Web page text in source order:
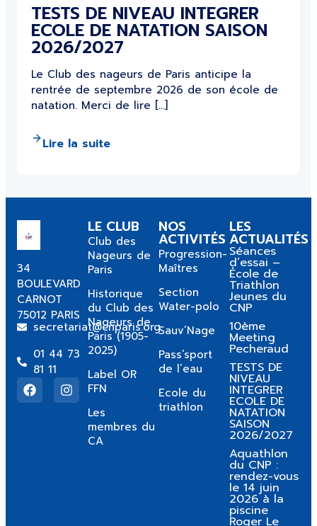
TESTS DE NIVEAU INTEGRER
ECOLE DE NATATION SAISON
2026/2027
Le Club des nageurs de Paris anticipe la
rentrée de septembre 2026 de son école de
natation. Merci de lire […]
Lire la suite
34
BOULEVARD
CARNOT
75012 PARIS
secretariat@cnparis.org
01 44 73
81 11
LE CLUB
Club des
Nageurs de
Paris
Historique
du Club des
Nageurs de
Paris (1905-
2025)
Label OR
FFN
Les
membres du
CA
NOS
ACTIVITÉS
Progression-
Maîtres
Section
Water-polo
Sauv’Nage
Pass’sport
de l’eau
Ecole du
triathlon
LES
ACTUALITÉS
Séances
d’essai –
École de
Triathlon
Jeunes du
CNP
10ème
Meeting
Pecheraud
TESTS DE
NIVEAU
INTEGRER
ECOLE DE
NATATION
SAISON
2026/2027
Aquathlon
du CNP :
rendez-vous
le 14 juin
2026 à la
piscine
Roger Le